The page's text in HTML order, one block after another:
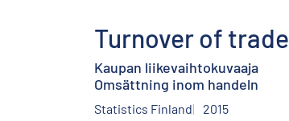
Turnover of trade
Kaupan liikevaihtokuvaaja
Omsättning inom handeln
Statistics Finland 2015